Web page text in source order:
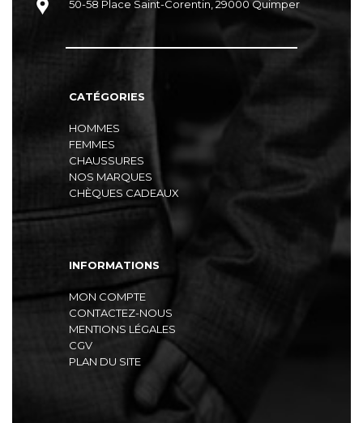
50-58 Place Saint-Corentin, 29000 Quimper
CATÉGORIES
HOMMES
FEMMES
CHAUSSURES
NOS MARQUES
CHÈQUES CADEAUX
INFORMATIONS
MON COMPTE
CONTACTEZ-NOUS
MENTIONS LÉGALES
CGV
PLAN DU SITE